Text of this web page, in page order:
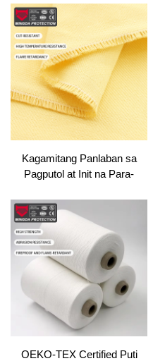
Paggamot Ng Mga Asong
Pilow, Bagage & Bulaklak Sa
Bahay
Kagamitang Panlaban sa
Pagputol at Init na Para-
timbang na 220gsm |
Pinagkabit-kabit na tela na
may istilo ng twill at
sertipikado ng OEKO-TEX
para sa kasuotan ng mga
bombero, protektibong
guwantes, at industriyal na
kasuotan sa trabaho
OEKO-TEX Certified Puti